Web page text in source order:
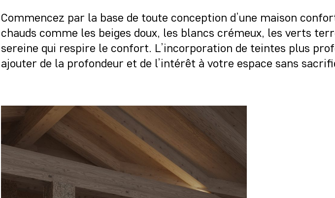
Commencez par la base de toute conception d’une maison
chauds comme les beiges doux, les blancs crémeux, les verts
sereine qui respire le confort. L’incorporation de teintes plus
ajouter de la profondeur et de l’intérêt à votre espace sans